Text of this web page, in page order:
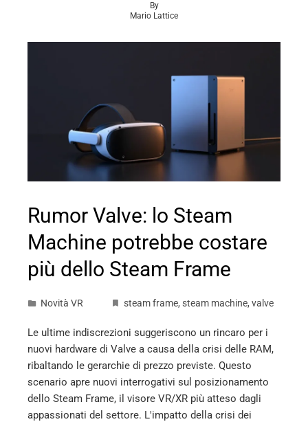
By
Mario Lattice
Rumor Valve: lo Steam
Machine potrebbe costare
più dello Steam Frame
Novità VR steam frame, steam machine, valve
Le ultime indiscrezioni suggeriscono un rincaro per i
nuovi hardware di Valve a causa della crisi delle RAM,
ribaltando le gerarchie di prezzo previste. Questo
scenario apre nuovi interrogativi sul posizionamento
dello Steam Frame, il visore VR/XR più atteso dagli
appassionati del settore. L'impatto della crisi dei